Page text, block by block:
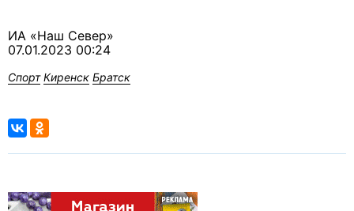
ИА «Наш Север»
07.01.2023 00:24
Спорт Киренск Братск